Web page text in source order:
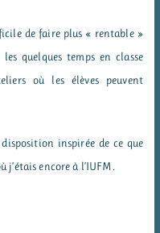
de faire plus « rentable »
quelques temps en classe
où les élèves peuvent
inspirée de ce que
j’étais encore à l’IUFM.